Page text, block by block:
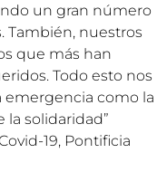
un gran número
También, nuestros
que más han
Todo esto nos
emergencia como la
solidaridad”
19, Pontificia